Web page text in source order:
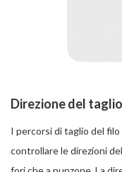
Direzione del taglio
I percorsi di taglio del
controllare le direzioni